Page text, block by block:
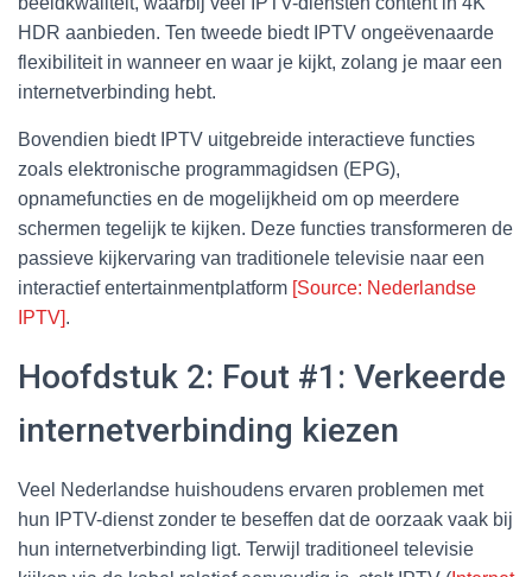
HDR aanbieden. Ten tweede biedt IPTV ongeëvenaarde
flexibiliteit in wanneer en waar je kijkt, zolang je maar een
internetverbinding hebt.
Bovendien biedt IPTV uitgebreide interactieve functies
zoals elektronische programmagidsen (EPG),
opnamefuncties en de mogelijkheid om op meerdere
schermen tegelijk te kijken. Deze functies transformeren de
passieve kijkervaring van traditionele televisie naar een
interactief entertainmentplatform [Source: Nederlandse
IPTV].
Hoofdstuk 2: Fout #1: Verkeerde
internetverbinding kiezen
Veel Nederlandse huishoudens ervaren problemen met
hun IPTV-dienst zonder te beseffen dat de oorzaak vaak bij
hun internetverbinding ligt. Terwijl traditioneel televisie